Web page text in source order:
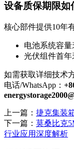
设备质保期限如
核心部件提供10年
电池系统容量
光伏组件首年
如需获取详细技术
电话/WhatsApp：
上一篇： 捷克集装
下一篇： 莫桑比克
行业应用深度解析